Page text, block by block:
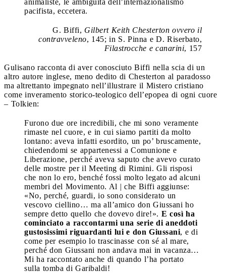
pacifista, eccetera.
G. Biffi, Gilbert Keith Chesterton ovvero il
contravveleno, 145; in S. Pinna e D. Riserbato,
Filastrocche e canarini, 157
Gulisano racconta di aver conosciuto Biffi nella scia di un
altro autore inglese, meno dedito di Chesterton al paradosso
ma altrettanto impegnato nell’illustrare il Mistero cristiano
come inveramento storico-teologico dell’epopea di ogni cuore
– Tolkien:
Furono due ore incredibili, che mi sono veramente
rimaste nel cuore, e in cui siamo partiti da molto
lontano: aveva infatti esordito, un po’ bruscamente,
chiedendomi se appartenessi a Comunione e
Liberazione, perché aveva saputo che avevo curato
delle mostre per il Meeting di Rimini. Gli risposi
che non lo ero, benché fossi molto legato ad alcuni
membri del Movimento. Al | che Biffi aggiunse:
«No, perché, guardi, io sono considerato un
vescovo ciellino… ma all’amico don Giussani ho
sempre detto quello che dovevo dire!». E così ha
cominciato a raccontarmi una serie di aneddoti
gustosissimi riguardanti lui e don Giussani, e di
come per esempio lo trascinasse con sé al mare,
perché don Giussani non andava mai in vacanza…
Mi ha raccontato anche di quando l’ha portato
sulla tomba di Garibaldi!